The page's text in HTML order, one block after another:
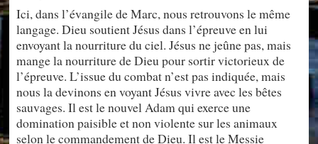
Ici, dans l’évangile de Marc, nous retrouvons le même
langage. Dieu soutient Jésus dans l’épreuve en lui
envoyant la nourriture du ciel. Jésus ne jeûne pas, mais
mange la nourriture de Dieu pour sortir victorieux de
l’épreuve. L’issue du combat n’est pas indiquée, mais
nous la devinons en voyant Jésus vivre avec les bêtes
sauvages. Il est le nouvel Adam qui exerce une
domination paisible et non violente sur les animaux
selon le commandement de Dieu. Il est le Messie